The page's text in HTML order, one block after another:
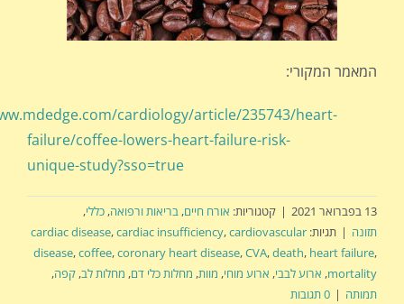
המאמר המקורי:
cardiology/article/235743/heart-
failure/coffee-lowers-heart-failure-risk-
unique-study?sso=true
13 בפברואר 2021 | קטגוריות: אורח חיים, בריאות ורפואה, כללי,
תזונה | תגיות: cardiac disease,cardiac insufficiency,cardiovascular
disease,coffee,coronary heart disease,CVA,death, heart failure,
mortality
, ארוע לבבי, ארוע מוחי, מוות, מחלות כלי דם, מחלות לב, קפה,
תמותה | 0 תגובות